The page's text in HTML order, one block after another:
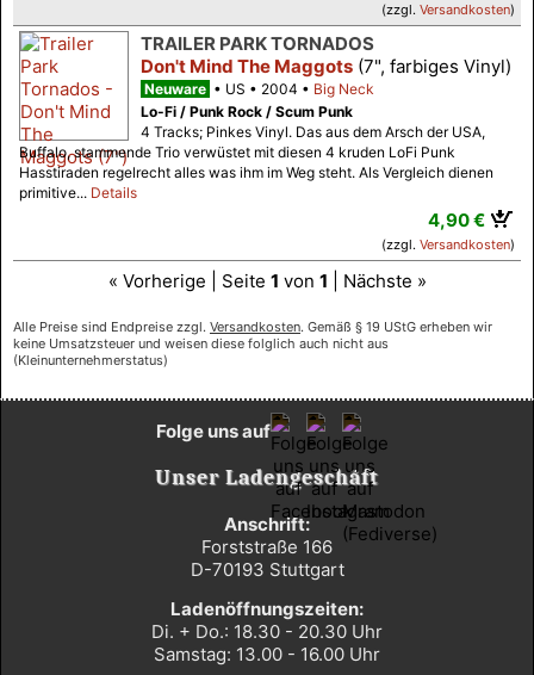
(zzgl. Versandkosten)
TRAILER PARK TORNADOS
Don't Mind The Maggots (7", farbiges Vinyl)
Neuware US 2004
Big Neck
Lo-Fi / Punk Rock / Scum Punk
4 Tracks; Pinkes Vinyl. Das aus dem Arsch der USA,
Buffalo, stammende Trio verwüstet mit diesen 4 kruden LoFi Punk
Hasstiraden regelrecht alles was ihm im Weg steht. Als Vergleich dienen
primitive... Details
4,90 €
(zzgl. Versandkosten)
« Vorherige | Seite 1 von 1 | Nächste »
Alle Preise sind Endpreise zzgl. Versandkosten. Gemäß § 19 UStG erheben wir
keine Umsatzsteuer und weisen diese folglich auch nicht aus
(Kleinunternehmerstatus)
Unser Ladengeschäft
Anschrift:
Forststraße 166
D-70193 Stuttgart
Ladenöffnungszeiten:
Di. + Do.: 18.30 - 20.30 Uhr
Samstag: 13.00 - 16.00 Uhr
Folge uns auf